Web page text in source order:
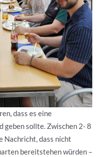
dass es eine
geben sollte. Zwischen 2- 8
Nachricht, dass nicht
bereitstehen würden –